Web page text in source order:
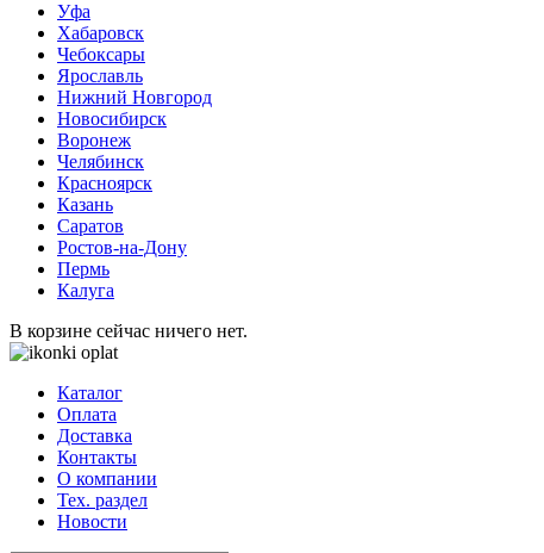
Уфа
Хабаровск
Чебоксары
Ярославль
Нижний Новгород
Новосибирск
Воронеж
Челябинск
Красноярск
Казань
Саратов
Ростов-на-Дону
Пермь
Калуга
В корзине сейчас ничего нет.
Каталог
Оплата
Доставка
Контакты
О компании
Тех. раздел
Новости